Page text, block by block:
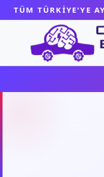
content
TÜM TÜRKİYE'YE